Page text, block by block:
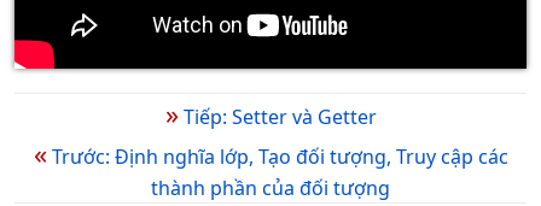
»Tiếp: Setter và Getter
«Trước: Định nghĩa lớp, Tạo đối tượng, Truy cập các
thành phần của đối tượng